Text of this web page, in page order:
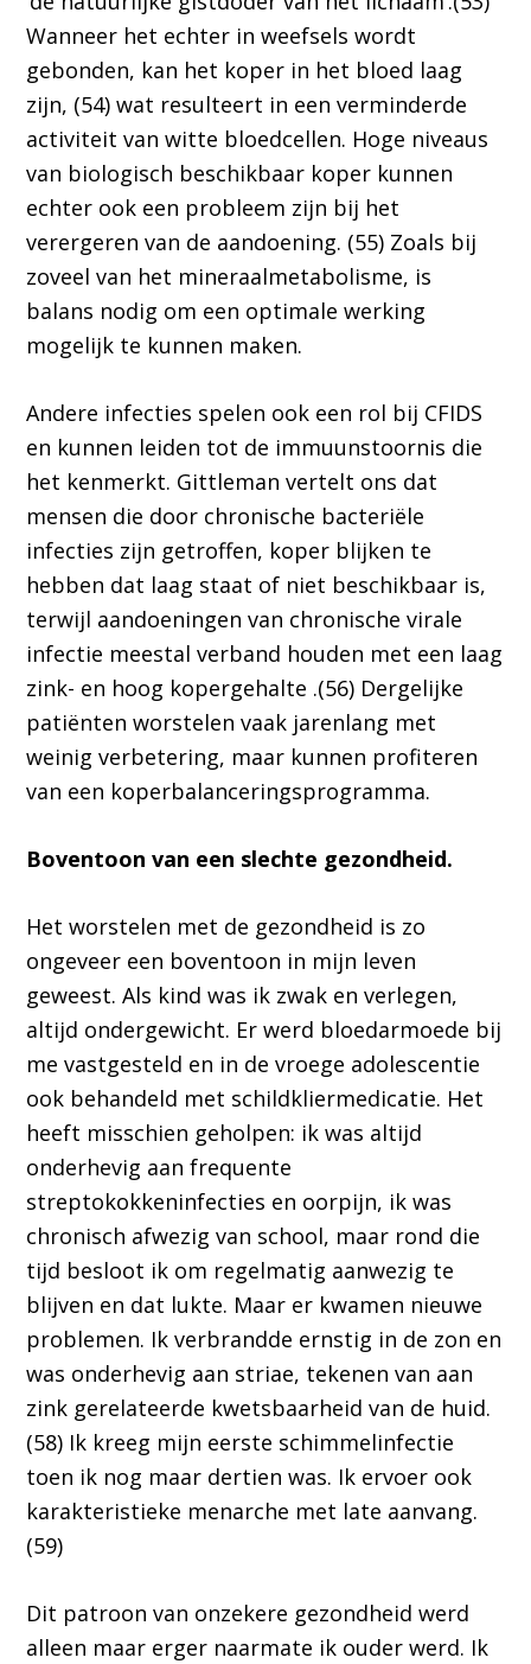
Wanneer het echter in weefsels wordt
gebonden, kan het koper in het bloed laag
zijn, (54) wat resulteert in een verminderde
activiteit van witte bloedcellen. Hoge niveaus
van biologisch beschikbaar koper kunnen
echter ook een probleem zijn bij het
verergeren van de aandoening. (55) Zoals bij
zoveel van het mineraalmetabolisme, is
balans nodig om een optimale werking
mogelijk te kunnen maken.
Andere infecties spelen ook een rol bij CFIDS
en kunnen leiden tot de immuunstoornis die
het kenmerkt. Gittleman vertelt ons dat
mensen die door chronische bacteriële
infecties zijn getroffen, koper blijken te
hebben dat laag staat of niet beschikbaar is,
terwijl aandoeningen van chronische virale
infectie meestal verband houden met een laag
zink- en hoog kopergehalte .(56) Dergelijke
patiënten worstelen vaak jarenlang met
weinig verbetering, maar kunnen profiteren
van een koperbalanceringsprogramma.
Boventoon van een slechte gezondheid.
Het worstelen met de gezondheid is zo
ongeveer een boventoon in mijn leven
geweest. Als kind was ik zwak en verlegen,
altijd ondergewicht. Er werd bloedarmoede bij
me vastgesteld en in de vroege adolescentie
ook behandeld met schildkliermedicatie. Het
heeft misschien geholpen: ik was altijd
onderhevig aan frequente
streptokokkeninfecties en oorpijn, ik was
chronisch afwezig van school, maar rond die
tijd besloot ik om regelmatig aanwezig te
blijven en dat lukte. Maar er kwamen nieuwe
problemen. Ik verbrandde ernstig in de zon en
was onderhevig aan striae, tekenen van aan
zink gerelateerde kwetsbaarheid van de huid.
(58) Ik kreeg mijn eerste schimmelinfectie
toen ik nog maar dertien was. Ik ervoer ook
karakteristieke menarche met late aanvang.
(59)
Dit patroon van onzekere gezondheid werd
alleen maar erger naarmate ik ouder werd. Ik